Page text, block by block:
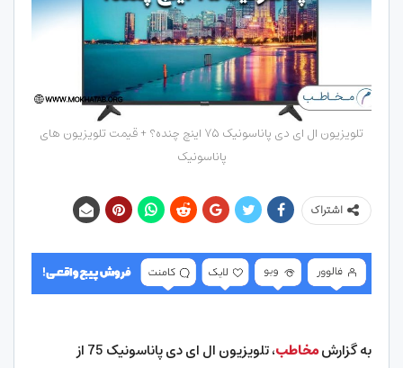
تلویزیون ال‌ ای‌ دی پاناسونیک ۷۵ اینچ چنده؟ + قیمت تلویزیون های
پاناسونیک
اشتراک
به گزارشمخاطب
، تلویزیون ال ای دی پاناسونیک 75 از